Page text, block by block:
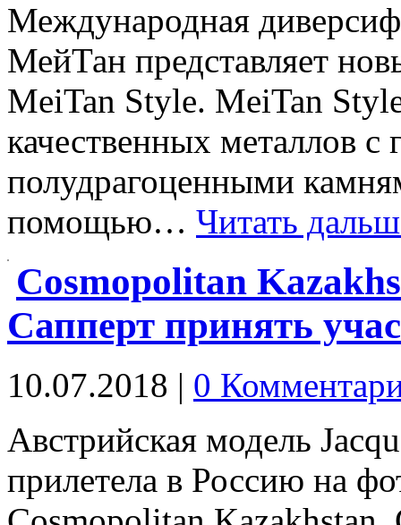
Международная
МейТан представляет
MeiTan Style. MeiTan
качественных металлов
полудрагоценными
помощью… Читать
Cosmopolitan
Сапперт принять
10.07.2018 | 0
Австрийская модель
прилетела в Россию на